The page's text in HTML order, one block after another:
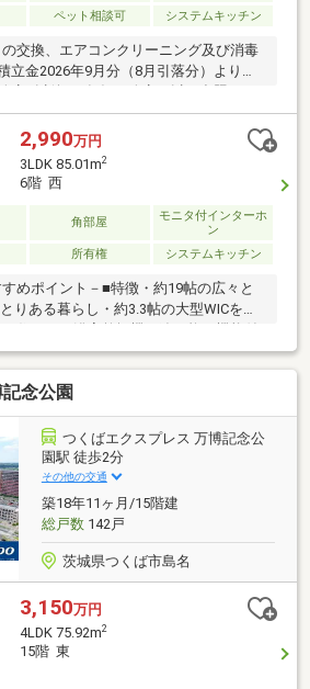
ペット相談可 システムキッチン
交換、エアコンクリーニング及び消毒
立金2026年9月分（8月引落分）より
定※以後、5年毎に改定（以下参照）
8月引落分）より16，860円に改定2036
引落分）より18，640円に改定2041年9月
）より20，690円に改定
2,990万円
3LDK 85.01m2
6階 西
角部屋
モニタ付インターホ
ン
所有権 システムキッチン
めポイント－■特徴・約19帖の広々と
りある暮らし・約3.3帖の大型WICを備
な住まい・浴室乾燥機・追い炊き機能付
タイム・奥行約2mのワイドバルコニー
空間・独立性の高い角部屋住戸・ペッ
則あり）・オール電化仕様で快適かつ
・ゲストルーム・カフェラウンジ・キ
キッチンスタジオ・ヨガスタジオなど共
■周辺環境・ピアシティ万博記念公園ま
コンビニまで徒歩２分・スーパーまで
ックストアまで徒歩５分・つくば市立
で徒歩７分
念公園
つくばエクスプレス 万博記念公
園駅 徒歩2分
その他の交通
築18年11ヶ月/15階建
総戸数142戸
茨城県つくば市島名
3,150万円
4LDK 75.92m2
15階 東